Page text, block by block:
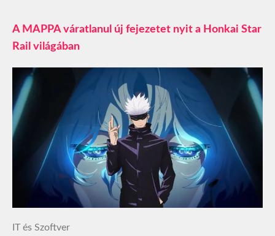
A MAPPA váratlanul új fejezetet nyit a Honkai Star
Rail világában
IT és Szoftver